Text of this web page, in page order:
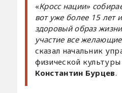
«Кросс нации»
вот уже более 15 лет
здоровый образ
участие все
сказал начальник
физической
Константин Бурцев.